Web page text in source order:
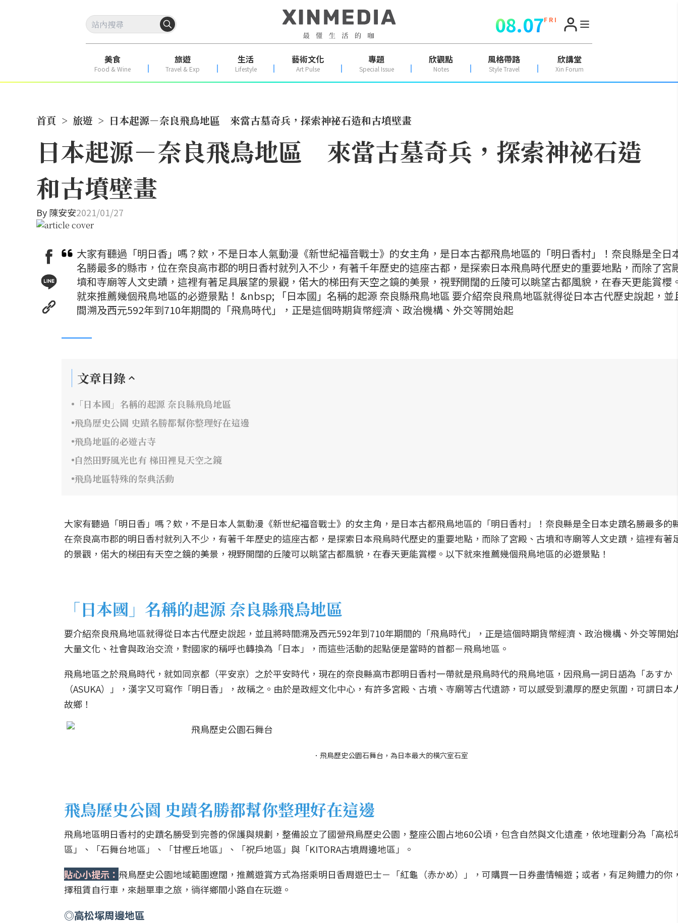
08.07F R I
美食
Food & Wine
旅遊
Travel & Exp
生活
Lifestyle
藝術文化
Art Pulse
專題
Special Issue
欣觀點
Notes
風格帶路
Style Travel
欣講堂
Xin Forum
首頁 > 旅遊 > 日本起源－奈良飛鳥地區 來當古墓奇兵，探索神祕石造和古墳壁畫
日本起源－奈良飛鳥地區 來當古墓奇兵，探索神祕石造
和古墳壁畫
By陳安安2021/01/27
大家有聽過「明日香」嗎？欸，不是日本人氣動漫《新世紀福音戰士》的女主角，是日本古都飛鳥地區的「明日香村」！奈良縣是全日
名勝最多的縣市，位在奈良高市郡的明日香村就列入不少，有著千年歷史的這座古都，是探索日本飛鳥時代歷史的重要地點，而除了宮
墳和寺廟等人文史蹟，這裡有著足具展望的景觀，偌大的梯田有天空之鏡的美景，視野開闊的丘陵可以眺望古都風貌，在春天更能賞櫻
就來推薦幾個飛鳥地區的必遊景點！ &nbsp; 「日本國」名稱的起源 奈良縣飛鳥地區 要介紹奈良飛鳥地區就得從日本古代歷史說起，並
間溯及西元592年到710年期間的「飛鳥時代」，正是這個時期貨幣經濟、政治機構、外交等開始起
文章目錄
「日本國」名稱的起源 奈良縣飛鳥地區
飛鳥歷史公園 史蹟名勝都幫你整理好在這邊
飛鳥地區的必遊古寺
自然田野風光也有 梯田裡見天空之鏡
飛鳥地區特殊的祭典活動
大家有聽過「明日香」嗎？欸，不是日本人氣動漫《新世紀福音戰士》的女主角，是日本古都飛鳥地區的「明日香村」！奈良縣是全日本史蹟名勝最多的
在奈良高市郡的明日香村就列入不少，有著千年歷史的這座古都，是探索日本飛鳥時代歷史的重要地點，而除了宮殿、古墳和寺廟等人文史蹟，這裡有著
的景觀，偌大的梯田有天空之鏡的美景，視野開闊的丘陵可以眺望古都風貌，在春天更能賞櫻。以下就來推薦幾個飛鳥地區的必遊景點！
「日本國」名稱的起源 奈良縣飛鳥地區
要介紹奈良飛鳥地區就得從日本古代歷史說起，並且將時間溯及西元592年到710年期間的「飛鳥時代」，正是這個時期貨幣經濟、政治機構、外交等開
大量文化、社會與政治交流，對國家的稱呼也轉換為「日本」，而這些活動的起點便是當時的首都－飛鳥地區。
飛鳥地區之於飛鳥時代，就如同京都（平安京）之於平安時代，現在的奈良縣高市郡明日香村一帶就是飛鳥時代的飛鳥地區，因飛鳥一詞日語為「あすか
（ASUKA）」，漢字又可寫作「明日香」，故稱之。由於是政經文化中心，有許多宮殿、古墳、寺廟等古代遺跡，可以感受到濃厚的歷史氛圍，可謂日本
故鄉！
．飛鳥歷史公園石舞台，為日本最大的橫穴室石室
飛鳥歷史公園 史蹟名勝都幫你整理好在這邊
飛鳥地區明日香村的史蹟名勝受到完善的保護與規劃，整備設立了國營飛鳥歷史公園，整座公園占地60公頃，包含自然與文化遺產，依地理劃分為「高松
區」、「石舞台地區」、「甘樫丘地區」、「祝戶地區」與「KITORA古墳周邊地區」。
貼心小提示： 飛鳥歷史公園地域範圍遼闊，推薦遊賞方式為搭乘明日香周遊巴士－「紅龜（赤かめ）」，可購買一日券盡情暢遊；或者，有足夠體力的你
擇租賃自行車，來趟單車之旅，徜徉鄉間小路自在玩遊。
◎高松塚周邊地區